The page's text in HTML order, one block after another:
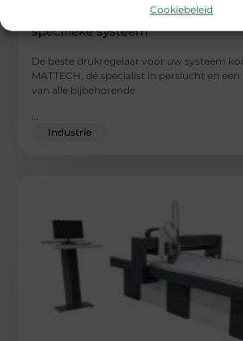
Cookiebeleid
Altijd een kwalitatieve
specifieke systeem
De beste drukregelaar voor uw systeem
MATTECH, dé specialist in perslucht en
van alle bijbehorende
...
Industrie